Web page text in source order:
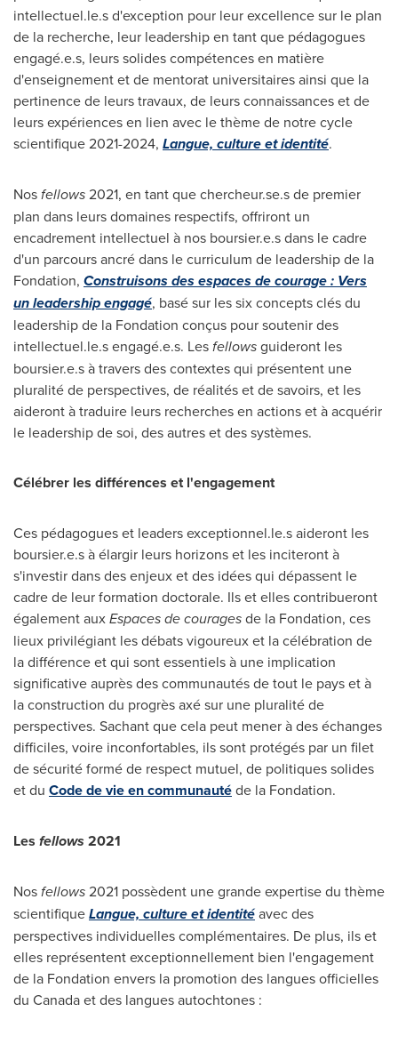
intellectuel.le.s d'exception pour leur excellence sur le plan
de la recherche, leur leadership en tant que pédagogues
engagé.e.s, leurs solides compétences en matière
d'enseignement et de mentorat universitaires ainsi que la
pertinence de leurs travaux, de leurs connaissances et de
leurs expériences en lien avec le thème de notre cycle
scientifique 2021-2024, Langue, culture et identité.
Nosfellows2021, en tant que chercheur.se.s de premier
plan dans leurs domaines respectifs, offriront un
encadrement intellectuel à nos boursier.e.s dans le cadre
d'un parcours ancré dans le curriculum de leadership de la
Fondation, Construisons des espaces de courage : Vers
un leadership engagé, basé sur les six concepts clés du
leadership de la Fondation conçus pour soutenir des
intellectuel.le.s engagé.e.s. Lesfellowsguideront les
boursier.e.s à travers des contextes qui présentent une
pluralité de perspectives, de réalités et de savoirs, et les
aideront à traduire leurs recherches en actions et à acquérir
le leadership de soi, des autres et des systèmes.
Célébrer les différences et l'engagement
Ces pédagogues et leaders exceptionnel.le.s aideront les
boursier.e.s à élargir leurs horizons et les inciteront à
s'investir dans des enjeux et des idées qui dépassent le
cadre de leur formation doctorale. Ils et elles contribueront
également auxEspaces de couragesde la Fondation, ces
lieux privilégiant les débats vigoureux et la célébration de
la différence et qui sont essentiels à une implication
significative auprès des communautés de tout le pays et à
la construction du progrès axé sur une pluralité de
perspectives. Sachant que cela peut mener à des échanges
difficiles, voire inconfortables, ils sont protégés par un filet
de sécurité formé de respect mutuel, de politiques solides
et du Code de vie en communautéde la Fondation.
Les fellows 2021
Nosfellows2021 possèdent une grande expertise du thème
scientifiqueLangue, culture et identitéavec des
perspectives individuelles complémentaires. De plus, ils et
elles représentent exceptionnellement bien l'engagement
de la Fondation envers la promotion des langues officielles
du Canadaet des langues autochtones :